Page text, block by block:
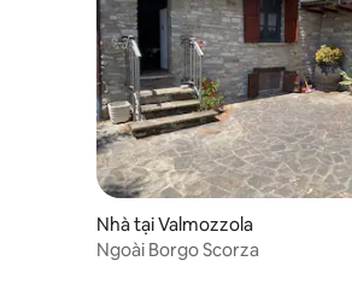
Nhà tại Valmozzola
Ngoài Borgo Scorza